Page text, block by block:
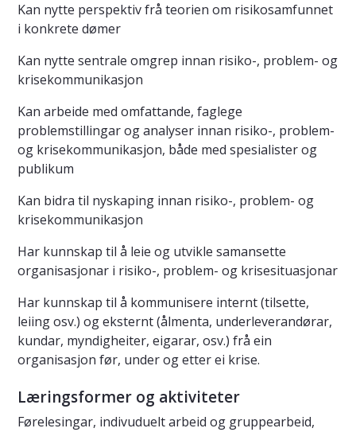
Kan nytte perspektiv frå teorien om risikosamfunnet
i konkrete dømer
Kan nytte sentrale omgrep innan risiko-, problem- og
krisekommunikasjon
Kan arbeide med omfattande, faglege
problemstillingar og analyser innan risiko-, problem-
og krisekommunikasjon, både med spesialister og
publikum
Kan bidra til nyskaping innan risiko-, problem- og
krisekommunikasjon
Har kunnskap til å leie og utvikle samansette
organisasjonar i risiko-, problem- og krisesituasjonar
Har kunnskap til å kommunisere internt (tilsette,
leiing osv.) og eksternt (ålmenta, underleverandørar,
kundar, myndigheiter, eigarar, osv.) frå ein
organisasjon før, under og etter ei krise.
Læringsformer og aktiviteter
Førelesingar, indivuduelt arbeid og gruppearbeid,